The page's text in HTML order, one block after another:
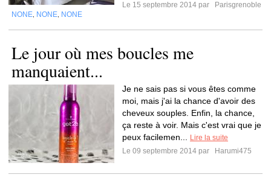
Le 15 septembre 2014 par
Parisgrenoble
NONE NONE NONE
Le jour où mes boucles me
manquaient...
Je ne sais pas si vous êtes comme
moi, mais j'ai la chance d'avoir des
cheveux souples. Enfin, la chance,
ça reste à voir. Mais c'est vrai que je
peux facilemen...
Lire la suite
Le 09 septembre 2014 par
Harumi475